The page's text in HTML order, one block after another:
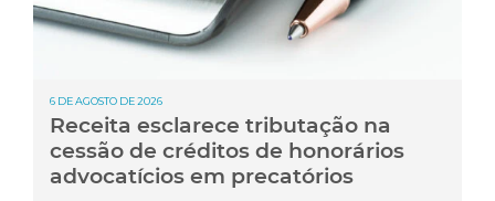
6 DE AGOSTO DE 2026
Receita esclarece tributação na
cessão de créditos de honorários
advocatícios em precatórios